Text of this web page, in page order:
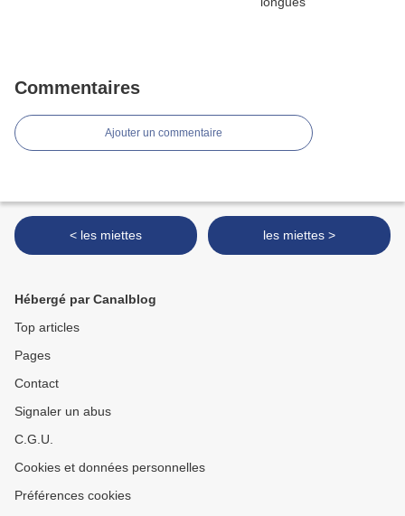
Commentaires
Ajouter un commentaire
< les miettes les miettes >
Hébergé par Canalblog
Top articles
Pages
Contact
Signaler un abus
C.G.U.
Cookies et données personnelles
Préférences cookies